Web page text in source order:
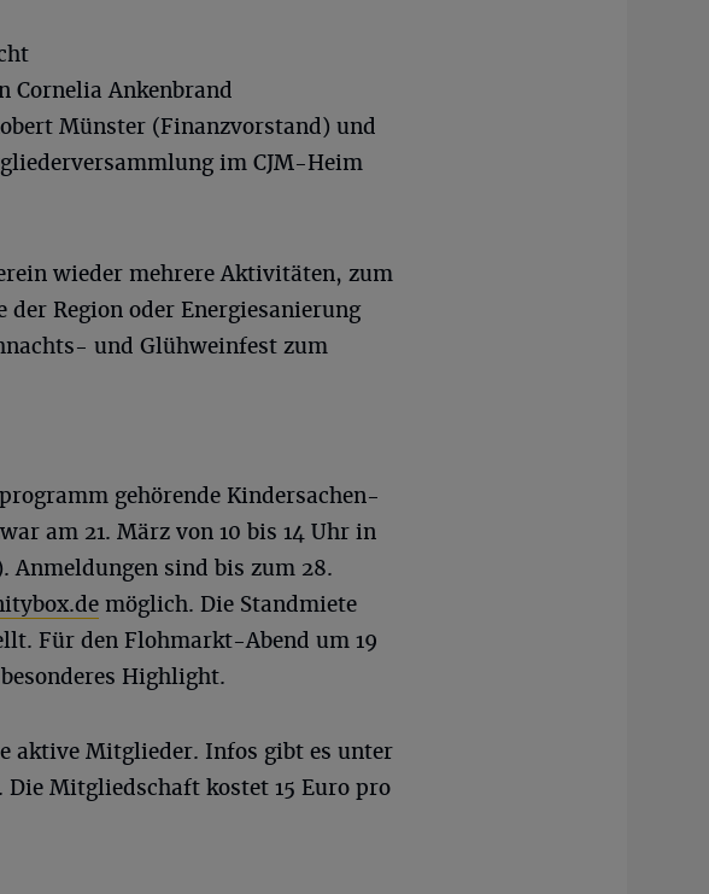
Cornelia Ankenbrand
Münster (Finanzvorstand) und
im CJM-Heim
wieder mehrere Aktivitäten, zum
Region oder Energiesanierung
und Glühweinfest zum
gehörende Kindersachen-
am 21. März von 10 bis 14 Uhr in
Anmeldungen sind bis zum 28.
möglich. Die Standmiete
Für den Flohmarkt-Abend um 19
Highlight.
aktive Mitglieder. Infos gibt es unter
. Die Mitgliedschaft kostet 15 Euro pro